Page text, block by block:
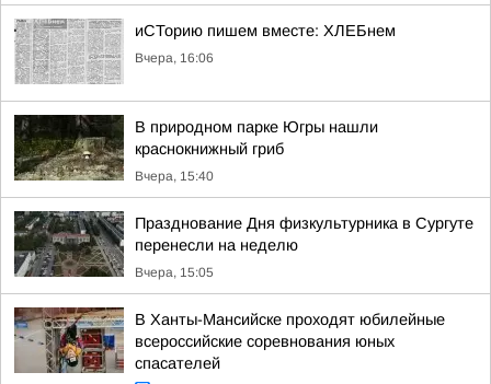
иСТорию пишем вместе: ХЛЕБнем
Вчера, 16:06
В природном парке Югры нашли
краснокнижный гриб
Вчера, 15:40
Празднование Дня физкультурника в Сургуте
перенесли на неделю
Вчера, 15:05
В Ханты-Мансийске проходят юбилейные
всероссийские соревнования юных
спасателей